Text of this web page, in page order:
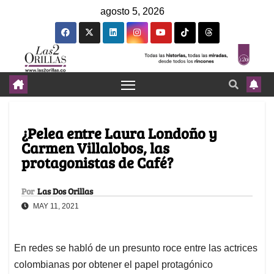
agosto 5, 2026
¿Pelea entre Laura Londoño y
Carmen Villalobos, las
protagonistas de Café?
Por Las Dos Orillas
MAY 11, 2021
En redes se habló de un presunto roce entre las actrices
colombianas por obtener el papel protagónico